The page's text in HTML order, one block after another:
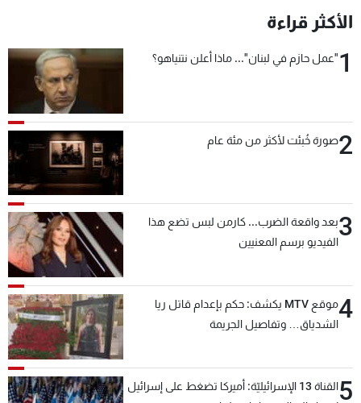
الأكثر قراءة
1"عمل حازم في لبنان"... ماذا أعلن نتنياهو؟
2صورة خُبئت لأكثر من مئة عام
3بعد واقعة الضرب... كارمن لبس تضع هذا
الفيديو برسم المعنيين
4
موقع MTV يكشف: حكم بإعدام قاتل ريا
الشدياق… وتفاصيل الجريمة
5
القناة 13 الإسرائيليّة: أميركا تضغط على إسرائيل